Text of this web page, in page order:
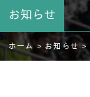
お知らせ
ホーム > お知らせ >